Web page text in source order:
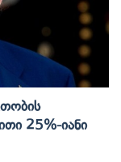
25%-Იანი